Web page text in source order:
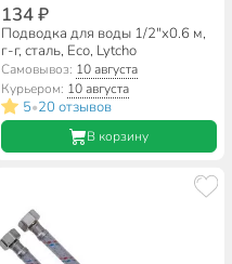
134 ₽
Подводка для воды 1/2"х0.6 м,
г-г, сталь, Еco, Lytcho
Самовывоз: 10 августа
Курьером: 10 августа
5•20 отзывов
В корзину